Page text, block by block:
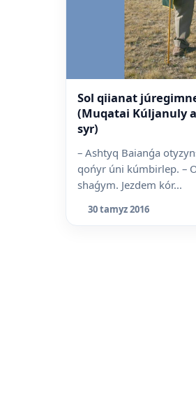
Sol qiianat
(Muqatai Kúljanuly
syr)
– Ashtyq Baianǵa
qońyr úni kúmbirlep. –
shaǵym. Jezdem kór...
30 tamyz 2016